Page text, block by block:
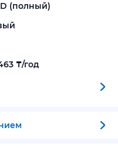
(полный)
₸/год